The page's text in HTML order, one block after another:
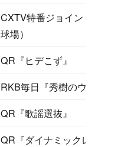
CXTV特番ジョイントコン
球場）
QR『ヒデこず』
RKB毎日『秀樹のウィーク
QR『歌謡選抜』
QR『ダイナミックレーダ